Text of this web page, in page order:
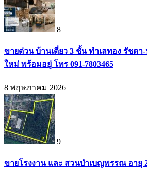
8
ขายด่วน บ้านเดี่ยว 3 ชั้น ทำเลทอง รัชดา
ใหม่ พร้อมอยู่ โทร 091-7803465
8 พฤษภาคม 2026
9
ขายโรงงาน และ สวนป่าเบญพรรณ อายุ